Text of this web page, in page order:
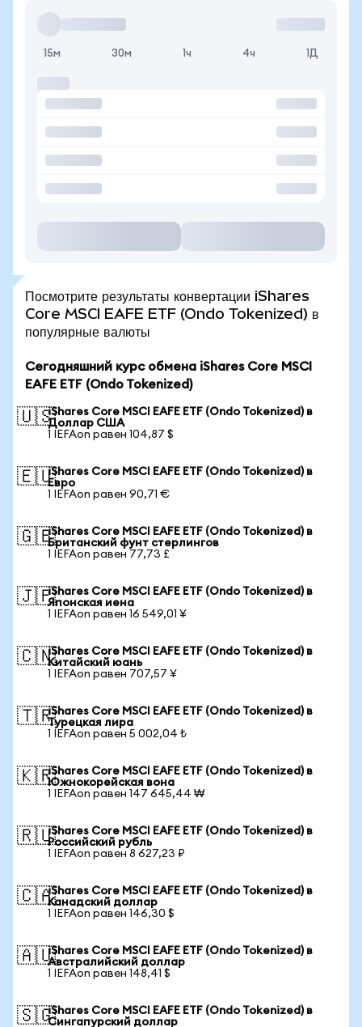
15м 30м 1ч 4ч 1Д
Посмотрите результаты конвертации iShares
Core MSCI EAFE ETF (Ondo Tokenized) в
популярные валюты
Сегодняшний курс обмена iShares Core MSCI
EAFE ETF (Ondo Tokenized)
🇺🇸iShares Core MSCI EAFE ETF (Ondo Tokenized) в
Доллар США
1 IEFAon равен 104,87 $
🇪🇺iShares Core MSCI EAFE ETF (Ondo Tokenized) в
Евро
1 IEFAon равен 90,71 €
🇬🇧iShares Core MSCI EAFE ETF (Ondo Tokenized) в
Британский фунт стерлингов
1 IEFAon равен 77,73 £
🇯🇵iShares Core MSCI EAFE ETF (Ondo Tokenized) в
Японская иена
1 IEFAon равен 16 549,01 ¥
🇨🇳iShares Core MSCI EAFE ETF (Ondo Tokenized) в
Китайский юань
1 IEFAon равен 707,57 ¥
🇹🇷iShares Core MSCI EAFE ETF (Ondo Tokenized) в
Турецкая лира
1 IEFAon равен 5 002,04 ₺
🇰🇷iShares Core MSCI EAFE ETF (Ondo Tokenized) в
Южнокорейская вона
1 IEFAon равен 147 645,44 ₩
🇷🇺iShares Core MSCI EAFE ETF (Ondo Tokenized) в
Российский рубль
1 IEFAon равен 8 627,23 ₽
🇨🇦iShares Core MSCI EAFE ETF (Ondo Tokenized) в
Канадский доллар
1 IEFAon равен 146,30 $
🇦🇺iShares Core MSCI EAFE ETF (Ondo Tokenized) в
Австралийский доллар
1 IEFAon равен 148,41 $
🇸🇬iShares Core MSCI EAFE ETF (Ondo Tokenized) в
Сингапурский доллар